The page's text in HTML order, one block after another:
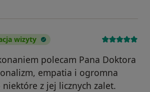
wizyty
polecam Pana Doktora
empatia i ogromna
z jej licznych zalet.